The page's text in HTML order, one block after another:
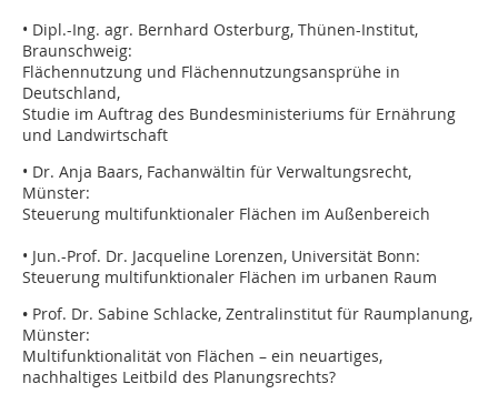
• Dipl.-Ing. agr. Bernhard Osterburg, Thünen-Institut,
Braunschweig:
Flächennutzung und Flächennutzungsansprühe in
Deutschland,
Studie im Auftrag des Bundesministeriums für Ernährung
und Landwirtschaft
• Dr. Anja Baars, Fachanwältin für Verwaltungsrecht,
Münster:
Steuerung multifunktionaler Flächen im Außenbereich
• Jun.-Prof. Dr. Jacqueline Lorenzen, Universität Bonn:
Steuerung multifunktionaler Flächen im urbanen Raum
• Prof. Dr. Sabine Schlacke, Zentralinstitut für Raumplanung,
Münster:
Multifunktionalität von Flächen – ein neuartiges,
nachhaltiges Leitbild des Planungsrechts?